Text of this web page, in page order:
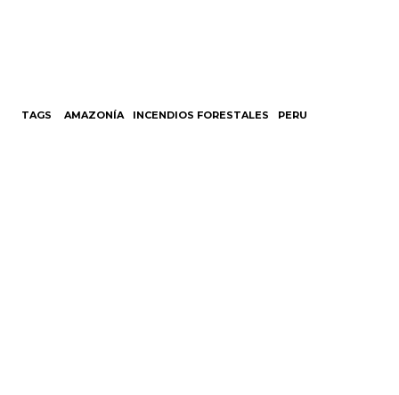
TAGS AMAZONÍA INCENDIOS FORESTALES PERU